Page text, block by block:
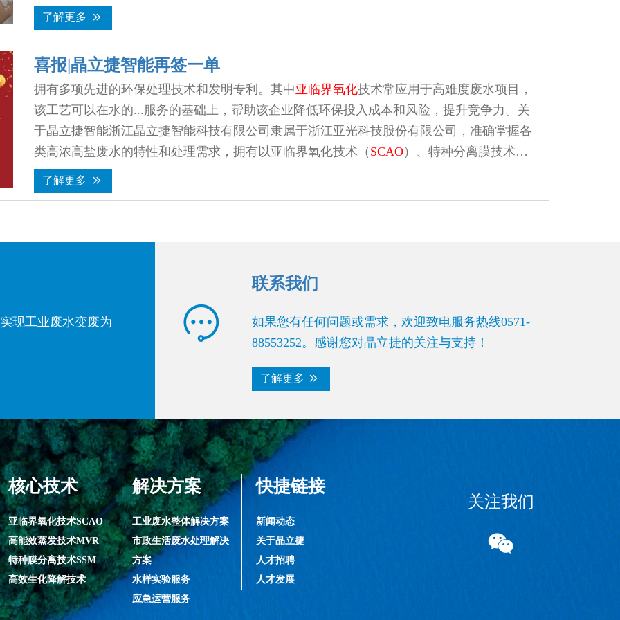
彻底解决了高浓高盐废水的处理难题，保证了废水处理的稳定处理，保障前...客户建立了良
好的合作关系。我公司可根据不同客户需求，采用全新的理念和工艺技术，提供废水预处
的整体解决方案，提供最好的...
了解更多
 
喜报|晶立捷智能再签一单
拥有多项先进的环保处理技术和发明专利。其中亚临界氧化技术常应用于高难度废水项目，
该工艺可以在水的...服务的基础上，帮助该企业降低环保投入成本和风险，提升竞争力。关
于晶立捷智能浙江晶立捷智能科技有限公司隶属于浙江亚光科技股份有限公司，准确掌握各
类高浓高盐废水的特性和处理需求，拥有以亚临界氧化技术（ SCAO）、特种分离膜技术、
高能效蒸发技术(MVR)、吸附（及解析）技术、高效生化降解技术、废气处理技术为核心的
综合环保技术。利用数字环保技术平台，按照不同客户的实际需求对不同工艺进行设计组
了解更多
 
现工业废水变废为 
联系我们
如果您有任何问题或需求，欢迎致电服务热线0571-
88553252。感谢您对晶立捷的关注与支持！
了解更多
 
核心技术
亚临界氧化技术SCAO
高能效蒸发技术MVR
特种膜分离技术SSM
高效生化降解技术
解决方案
工业废水整体解决方案
市政生活废水处理解决
方案
水样实验服务
应急运营服务
快捷链接
新闻动态
关于晶立捷
人才招聘
人才发展
关注我们
